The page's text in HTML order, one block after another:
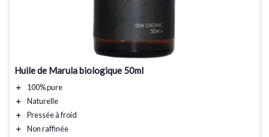
Huile de Marula biologique 50ml
＋
100% pure
＋
Naturelle
＋
Pressée à froid
＋
Non raffinée